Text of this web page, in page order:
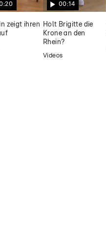
zeigt ihren
00:14
Holt Brigitte die
Krone an den
Rhein?
Videos